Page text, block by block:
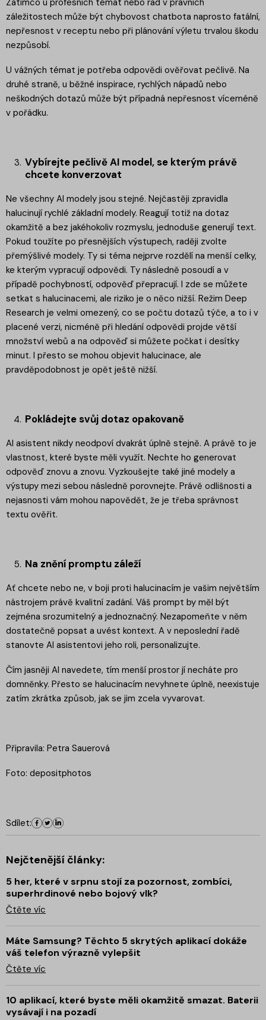
Zatímco u profesních témat nebo rad v právních
záležitostech může být chybovost chatbota naprosto fatální,
nepřesnost v receptu nebo při plánování výletu trvalou škodu
nezpůsobí.
U vážných témat je potřeba odpovědi ověřovat pečlivě. Na
druhé straně, u běžné inspirace, rychlých nápadů nebo
neškodných dotazů může být případná nepřesnost víceméně
v pořádku.
Vybírejte pečlivě AI model, se kterým právě
chcete konverzovat
Ne všechny AI modely jsou stejné. Nejčastěji zpravidla
halucinují rychlé základní modely. Reagují totiž na dotaz
okamžitě a bez jakéhokoliv rozmyslu, jednoduše generují text.
Pokud toužíte po přesnějších výstupech, raději zvolte
přemýšlivé modely. Ty si téma nejprve rozdělí na menší celky,
ke kterým vypracují odpovědi. Ty následně posoudí a v
případě pochybností, odpověď přepracují. I zde se můžete
setkat s halucinacemi, ale riziko je o něco nižší. Režim Deep
Research je velmi omezený, co se počtu dotazů týče, a to i v
placené verzi, nicméně při hledání odpovědi projde větší
množství webů a na odpověď si můžete počkat i desítky
minut. I přesto se mohou objevit halucinace, ale
pravděpodobnost je opět ještě nižší.
Pokládejte svůj dotaz opakovaně
AI asistent nikdy neodpoví dvakrát úplně stejně. A právě to je
vlastnost, které byste měli využít. Nechte ho generovat
odpověď znovu a znovu. Vyzkoušejte také jiné modely a
výstupy mezi sebou následně porovnejte. Právě odlišnosti a
nejasnosti vám mohou napovědět, že je třeba správnost
textu ověřit.
Na znění promptu záleží
Ať chcete nebo ne, v boji proti halucinacím je vašim největším
nástrojem právě kvalitní zadání. Váš prompt by měl být
zejména srozumitelný a jednoznačný. Nezapomeňte v něm
dostatečně popsat a uvést kontext. A v neposlední řadě
stanovte AI asistentovi jeho roli, personalizujte.
Čím jasněji AI navedete, tím menší prostor jí necháte pro
domněnky. Přesto se halucinacím nevyhnete úplně, neexistuje
zatím zkrátka způsob, jak se jim zcela vyvarovat.
Připravila: Petra Sauerová
Foto: depositphotos
Sdílet:
Nejčtenější články:
5 her, které v srpnu stojí za pozornost, zombíci,
superhrdinové nebo bojový vlk?
Čtěte víc
Máte Samsung? Těchto 5 skrytých aplikací dokáže
váš telefon výrazně vylepšit
Čtěte víc
10 aplikací, které byste měli okamžitě smazat. Baterii
vysávají i na pozadí